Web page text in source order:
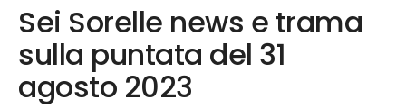
Sei Sorelle news e trama
sulla puntata del 31
agosto 2023